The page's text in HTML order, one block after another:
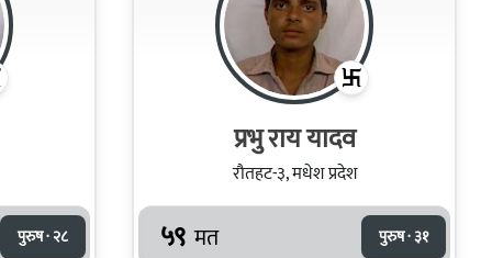
पुरुष · २८
प्रभु राय यादव
रौतहट-३, मधेश प्रदेश
५९ मत पुरुष · ३१